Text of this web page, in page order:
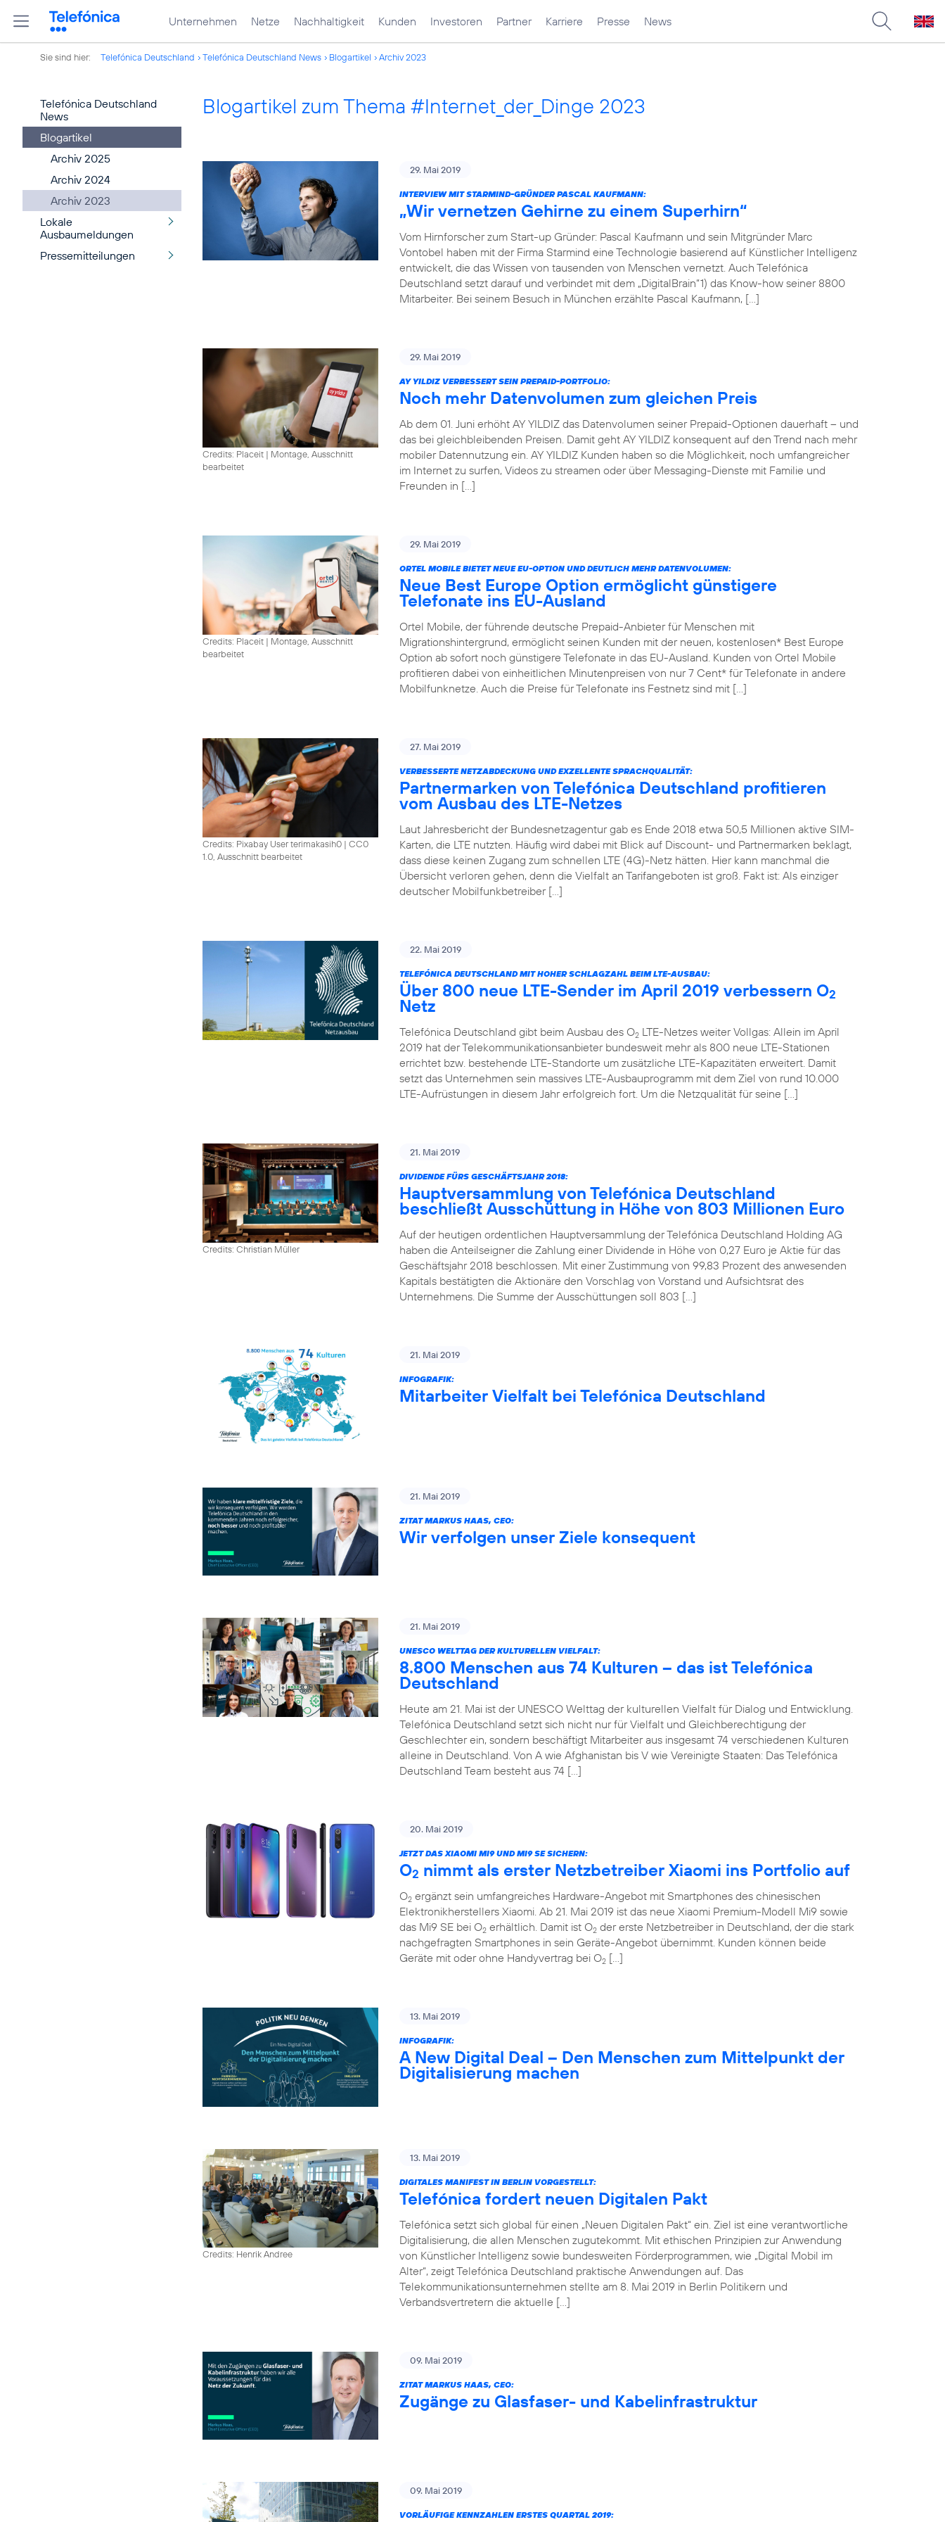
Unternehmen Netze Nachhaltigkeit Kunden Investoren Partner Karriere Presse News
Sie sind hier: Telefónica Deutschland Telefónica Deutschland News Blogartikel Archiv 2023
Telefónica Deutschland
News
Blogartikel
Archiv 2025
Archiv 2024
Archiv 2023
Lokale
Ausbaumeldungen
Pressemitteilungen
Blogartikel zum Thema #Internet_der_Dinge 2023
29. Mai 2019
INTERVIEW MIT STARMIND-GRÜNDER PASCAL KAUFMANN:
„Wir vernetzen Gehirne zu einem Superhirn“
Vom Hirnforscher zum Start-up Gründer: Pascal Kaufmann und sein Mitgründer Marc
Vontobel haben mit der Firma Starmind eine Technologie basierend auf Künstlicher Intelligenz
entwickelt, die das Wissen von tausenden von Menschen vernetzt. Auch Telefónica
Deutschland setzt darauf und verbindet mit dem „DigitalBrain“1) das Know-how seiner 8800
Mitarbeiter. Bei seinem Besuch in München erzählte Pascal Kaufmann, […]
Credits: Placeit | Montage, Ausschnitt
bearbeitet
29. Mai 2019
AY YILDIZ VERBESSERT SEIN PREPAID-PORTFOLIO:
Noch mehr Datenvolumen zum gleichen Preis
Ab dem 01. Juni erhöht AY YILDIZ das Datenvolumen seiner Prepaid-Optionen dauerhaft – und
das bei gleichbleibenden Preisen. Damit geht AY YILDIZ konsequent auf den Trend nach mehr
mobiler Datennutzung ein. AY YILDIZ Kunden haben so die Möglichkeit, noch umfangreicher
im Internet zu surfen, Videos zu streamen oder über Messaging-Dienste mit Familie und
Freunden in […]
Credits: Placeit | Montage, Ausschnitt
bearbeitet
29. Mai 2019
ORTEL MOBILE BIETET NEUE EU-OPTION UND DEUTLICH MEHR DATENVOLUMEN:
Neue Best Europe Option ermöglicht günstigere
Telefonate ins EU-Ausland
Ortel Mobile, der führende deutsche Prepaid-Anbieter für Menschen mit
Migrationshintergrund, ermöglicht seinen Kunden mit der neuen, kostenlosen* Best Europe
Option ab sofort noch günstigere Telefonate in das EU-Ausland. Kunden von Ortel Mobile
profitieren dabei von einheitlichen Minutenpreisen von nur 7 Cent* für Telefonate in andere
Mobilfunknetze. Auch die Preise für Telefonate ins Festnetz sind mit […]
Credits: Pixabay User terimakasih0 | CC0
1.0, Ausschnitt bearbeitet
27. Mai 2019
VERBESSERTE NETZABDECKUNG UND EXZELLENTE SPRACHQUALITÄT:
Partnermarken von Telefónica Deutschland profitieren
vom Ausbau des LTE-Netzes
Laut Jahresbericht der Bundesnetzagentur gab es Ende 2018 etwa 50,5 Millionen aktive SIM-
Karten, die LTE nutzten. Häufig wird dabei mit Blick auf Discount- und Partnermarken beklagt,
dass diese keinen Zugang zum schnellen LTE (4G)-Netz hätten. Hier kann manchmal die
Übersicht verloren gehen, denn die Vielfalt an Tarifangeboten ist groß. Fakt ist: Als einziger
deutscher Mobilfunkbetreiber […]
22. Mai 2019
TELEFÓNICA DEUTSCHLAND MIT HOHER SCHLAGZAHL BEIM LTE-AUSBAU:
Über 800 neue LTE-Sender im April 2019 verbessern O2
Netz
Telefónica Deutschland gibt beim Ausbau des O2 LTE-Netzes weiter Vollgas: Allein im April
2019 hat der Telekommunikationsanbieter bundesweit mehr als 800 neue LTE-Stationen
errichtet bzw. bestehende LTE-Standorte um zusätzliche LTE-Kapazitäten erweitert. Damit
setzt das Unternehmen sein massives LTE-Ausbauprogramm mit dem Ziel von rund 10.000
LTE-Aufrüstungen in diesem Jahr erfolgreich fort. Um die Netzqualität für seine […]
Credits: Christian Müller
21. Mai 2019
DIVIDENDE FÜRS GESCHÄFTSJAHR 2018:
Hauptversammlung von Telefónica Deutschland
beschließt Ausschüttung in Höhe von 803 Millionen Euro
Auf der heutigen ordentlichen Hauptversammlung der Telefónica Deutschland Holding AG
haben die Anteilseigner die Zahlung einer Dividende in Höhe von 0,27 Euro je Aktie für das
Geschäftsjahr 2018 beschlossen. Mit einer Zustimmung von 99,83 Prozent des anwesenden
Kapitals bestätigten die Aktionäre den Vorschlag von Vorstand und Aufsichtsrat des
Unternehmens. Die Summe der Ausschüttungen soll 803 […]
21. Mai 2019
INFOGRAFIK:
Mitarbeiter Vielfalt bei Telefónica Deutschland
21. Mai 2019
ZITAT MARKUS HAAS, CEO:
Wir verfolgen unser Ziele konsequent
21. Mai 2019
UNESCO WELTTAG DER KULTURELLEN VIELFALT:
8.800 Menschen aus 74 Kulturen – das ist Telefónica
Deutschland
Heute am 21. Mai ist der UNESCO Welttag der kulturellen Vielfalt für Dialog und Entwicklung.
Telefónica Deutschland setzt sich nicht nur für Vielfalt und Gleichberechtigung der
Geschlechter ein, sondern beschäftigt Mitarbeiter aus insgesamt 74 verschiedenen Kulturen
alleine in Deutschland. Von A wie Afghanistan bis V wie Vereinigte Staaten: Das Telefónica
Deutschland Team besteht aus 74 […]
20. Mai 2019
JETZT DAS XIAOMI MI9 UND MI9 SE SICHERN:
O2 nimmt als erster Netzbetreiber Xiaomi ins Portfolio auf
O2 ergänzt sein umfangreiches Hardware-Angebot mit Smartphones des chinesischen
Elektronikherstellers Xiaomi. Ab 21. Mai 2019 ist das neue Xiaomi Premium-Modell Mi9 sowie
das Mi9 SE bei O2 erhältlich. Damit ist O2 der erste Netzbetreiber in Deutschland, der die stark
nachgefragten Smartphones in sein Geräte-Angebot übernimmt. Kunden können beide
Geräte mit oder ohne Handyvertrag bei O2 […]
13. Mai 2019
INFOGRAFIK:
A New Digital Deal – Den Menschen zum Mittelpunkt der
Digitalisierung machen
Credits: Henrik Andree
13. Mai 2019
DIGITALES MANIFEST IN BERLIN VORGESTELLT:
Telefónica fordert neuen Digitalen Pakt
Telefónica setzt sich global für einen „Neuen Digitalen Pakt“ ein. Ziel ist eine verantwortliche
Digitalisierung, die allen Menschen zugutekommt. Mit ethischen Prinzipien zur Anwendung
von Künstlicher Intelligenz sowie bundesweiten Förderprogrammen, wie „Digital Mobil im
Alter“, zeigt Telefónica Deutschland praktische Anwendungen auf. Das
Telekommunikationsunternehmen stellte am 8. Mai 2019 in Berlin Politikern und
Verbandsvertretern die aktuelle […]
09. Mai 2019
ZITAT MARKUS HAAS, CEO:
Zugänge zu Glasfaser- und Kabelinfrastruktur
09. Mai 2019
VORLÄUFIGE KENNZAHLEN ERSTES QUARTAL 2019: